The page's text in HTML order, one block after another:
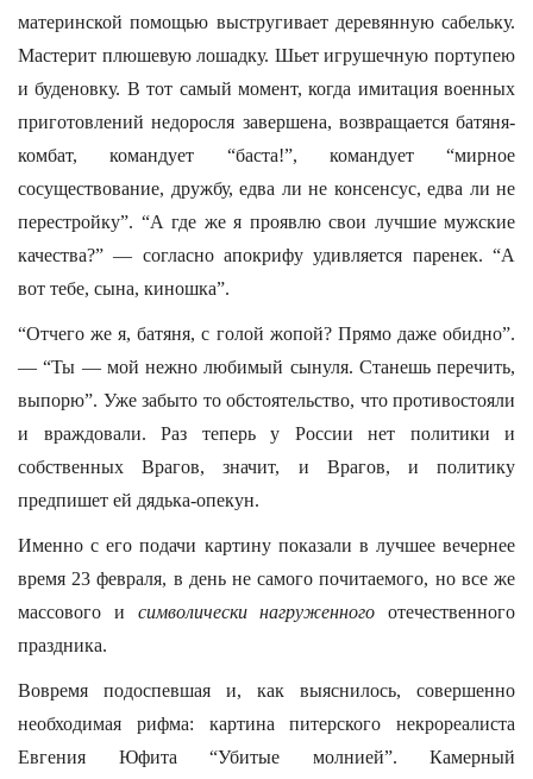
материнской помощью выстругивает деревянную сабельку.
Мастерит плюшевую лошадку. Шьет игрушечную портупею
и буденовку. В тот самый момент, когда имитация военных
приготовлений недоросля завершена, возвращается батяня-
комбат, командует “баста!”, командует “мирное
сосуществование, дружбу, едва ли не консенсус, едва ли не
перестройку”. “А где же я проявлю свои лучшие мужские
качества?” — согласно апокрифу удивляется паренек. “А
вот тебе, сына, киношка”.
“Отчего же я, батяня, с голой жопой? Прямо даже обидно”.
— “Ты — мой нежно любимый сынуля. Станешь перечить,
выпорю”. Уже забыто то обстоятельство, что противостояли
и враждовали. Раз теперь у России нет политики и
собственных Врагов, значит, и Врагов, и политику
предпишет ей дядька-опекун.
Именно с его подачи картину показали в лучшее вечернее
время 23 февраля, в день не самого почитаемого, но все же
массового и символически нагруженного отечественного
праздника.
Вовремя подоспевшая и, как выяснилось, совершенно
необходимая рифма: картина питерского некрореалиста
Евгения Юфита “Убитые молнией”. Камерный